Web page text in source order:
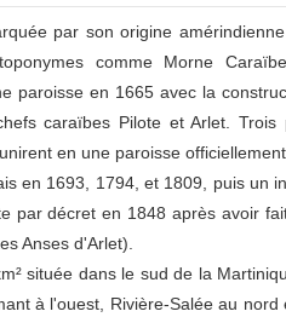
par son origine
comme Morne
paroisse en 1665 avec la
caraïbes Pilote et Arlet. Trois
en une paroisse
en 1693, 1794, et 1809, puis un
par décret en 1848 après avoir
Anses d'Arlet).
située dans le sud de la
à l'ouest, Rivière-Salée au nord